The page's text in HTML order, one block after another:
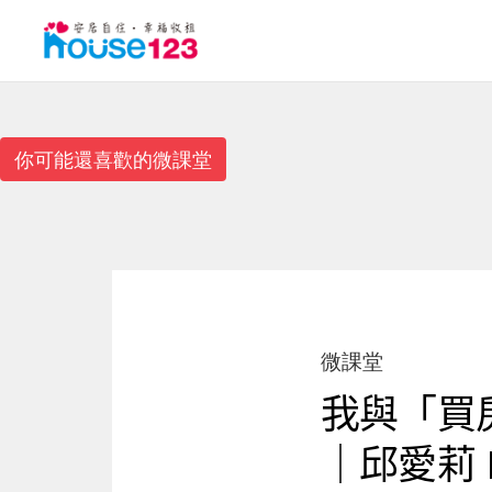
你可能還喜歡的微課堂
微課堂
我與「買
｜邱愛